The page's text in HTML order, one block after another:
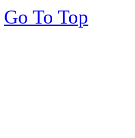
Go To Top